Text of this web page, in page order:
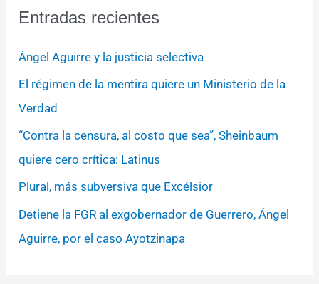
Entradas recientes
Ángel Aguirre y la justicia selectiva
El régimen de la mentira quiere un Ministerio de la
Verdad
“Contra la censura, al costo que sea”, Sheinbaum
quiere cero crítica: Latinus
Plural, más subversiva que Excélsior
Detiene la FGR al exgobernador de Guerrero, Ángel
Aguirre, por el caso Ayotzinapa